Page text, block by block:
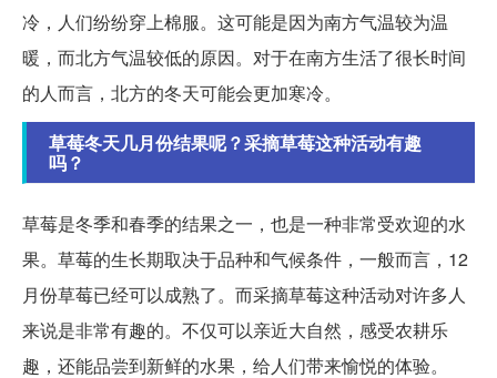
冷，人们纷纷穿上棉服。这可能是因为南方气温较为温
暖，而北方气温较低的原因。对于在南方生活了很长时间
的人而言，北方的冬天可能会更加寒冷。
草莓冬天几月份结果呢？采摘草莓这种活动有趣
吗？
草莓是冬季和春季的结果之一，也是一种非常受欢迎的水
果。草莓的生长期取决于品种和气候条件，一般而言，12
月份草莓已经可以成熟了。而采摘草莓这种活动对许多人
来说是非常有趣的。不仅可以亲近大自然，感受农耕乐
趣，还能品尝到新鲜的水果，给人们带来愉悦的体验。